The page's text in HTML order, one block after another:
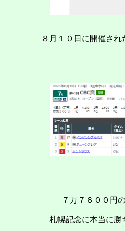
８月１０日に開催さ
７万７６００円
札幌記念に本当に勝